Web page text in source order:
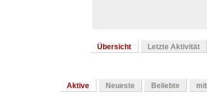
Übersicht Letzte Aktivität
Aktive Neueste Beliebte